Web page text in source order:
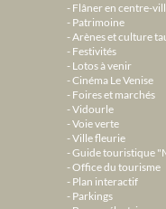
Flâner en centre-
Patrimoine
Arènes et culture
Festivités
Lotos à venir
Cinéma Le Venise
Foires et marchés
Vidourle
Voie verte
Ville fleurie
Guide touristique
Office du tourisme
Plan interactif
Parkings